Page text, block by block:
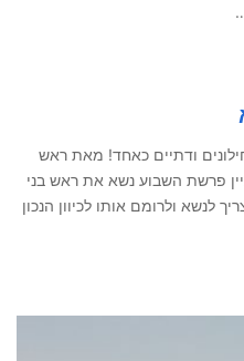
ודתיים כאחד! מאת ראש
פרשת השבוע נשא את ראש בני
לנשא ולרומם אותו לכיוון הנכון